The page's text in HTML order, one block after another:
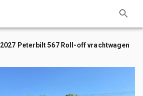
2027 Peterbilt 567 Roll-off vrachtwagen